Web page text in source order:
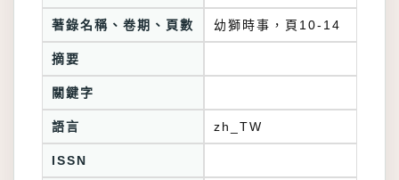
著錄名稱、卷期、頁數 幼獅時事，頁10-14
摘要
關鍵字
語言 zh_TW
ISSN